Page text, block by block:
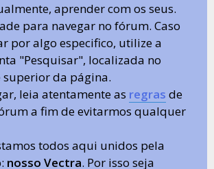
aprender com os seus.
para navegar no fórum. Caso
por algo especifico, utilize a
"Pesquisar", localizada no
da página.
leia atentamente as regras de
a fim de evitarmos qualquer
todos aqui unidos pela
nosso Vectra. Por isso seja